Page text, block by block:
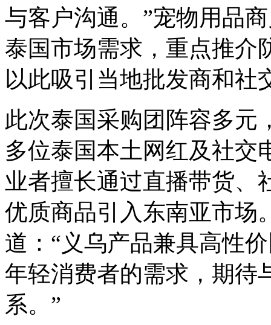
与客户沟通。”宠物用品
泰国市场需求，重点推介
以此吸引当地批发商和社
此次泰国采购团阵容多元
多位泰国本土网红及社交
业者擅长通过直播带货、
优质商品引入东南亚市场
道：“义乌产品兼具高性
年轻消费者的需求，期待
系。”